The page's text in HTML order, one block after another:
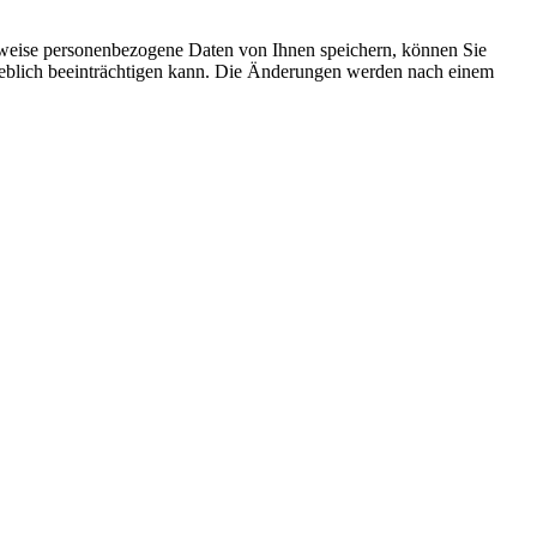
personenbezogene Daten von Ihnen speichern, können Sie
beeinträchtigen kann. Die Änderungen werden nach einem